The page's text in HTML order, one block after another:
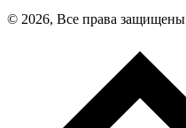
© 2026, Все права защищены